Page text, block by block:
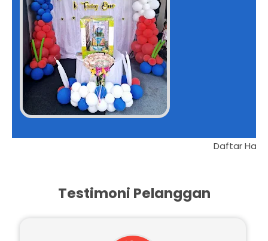
Testimoni Pelanggan